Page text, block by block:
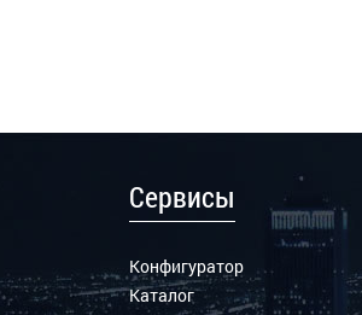
Сервисы
Конфигуратор
Каталог